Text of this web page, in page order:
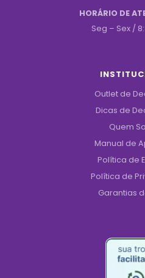
HORÁRIO DE
Seg – Sex /
Outlet de
Dicas de
Quem
Manual de
Política de
Política de
Garantias